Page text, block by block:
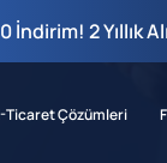
İndirim! 2 Yıllık
Ticaret Çözümleri